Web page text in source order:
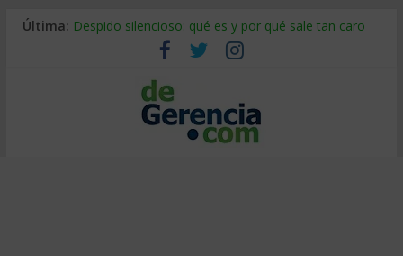
Última: Despido silencioso: qué es y por qué sale tan caro
La economía de Venezuela después del terremoto
Los 8 pasos de Kotter: liderar el cambio sin fracasar
Gestión de proyectos con IA: qué cambia en el oficio
IA y creatividad: cómo evitar que todos piensen igual